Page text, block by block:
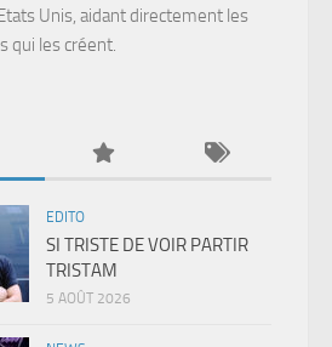
Unis, aidant directement les
qui les créent.
EDITO
SI TRISTE DE VOIR PARTIR
TRISTAM
5 AOÛT 2026